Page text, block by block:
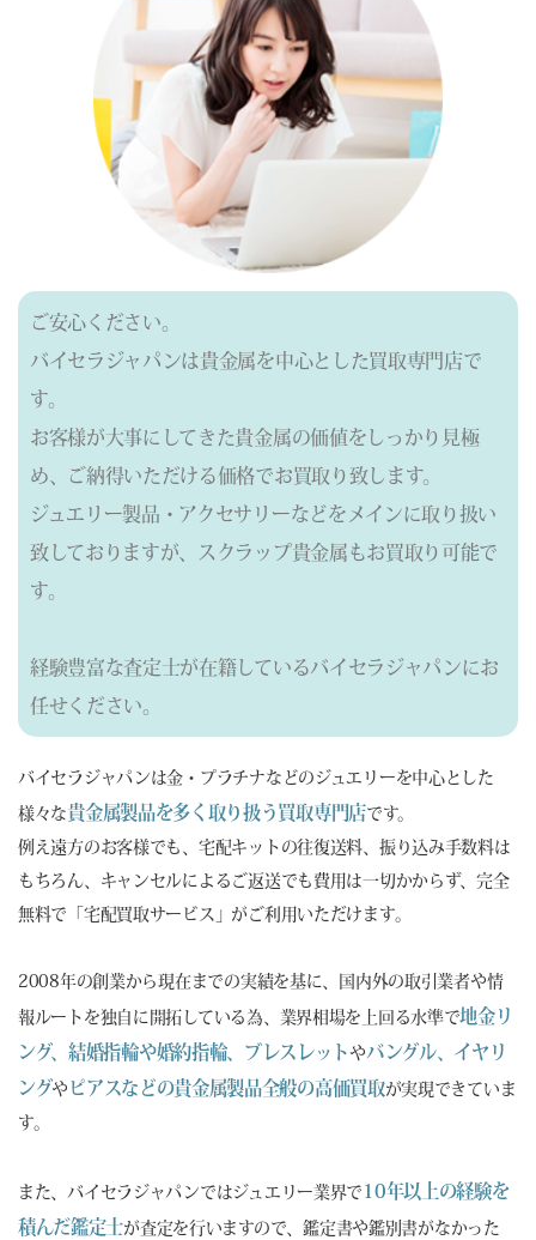
ご安心ください。
バイセラジャパンは貴金属を中心とした買取専門店で
す。
お客様が大事にしてきた貴金属の価値をしっかり見極
め、ご納得いただける価格でお買取り致します。
ジュエリー製品・アクセサリーなどをメインに取り扱い
致しておりますが、
スクラップ貴金属もお買取り可能で
す。
経験豊富な査定士が在籍しているバイセラジャパンにお
任せください。
バイセラジャパンは金・プラチナなどのジュエリーを中心とした
様々な貴金属製品を多く取り扱う買取専門店です。
例え遠方のお客様でも、宅配キットの往復送料、振り込み手数料は
もちろん、キャンセルによるご返送でも費用は一切かからず、完全
無料で「宅配買取サービス」がご利用いただけます。
2008年の創業から現在までの実績を基に、国内外の取引業者や情
報ルートを独自に開拓している為、業界相場を上回る水準で地金リ
ング、結婚指輪や婚約指輪、ブレスレット やバングル、イヤリ
ングや ピアスなどの貴金属製品全般の高価買取が実現できていま
す。
また、バイセラジャパンではジュエリー業界で 10年以上の経験を
積んだ鑑定士が査定を行いますので、鑑定書や鑑別書がなかった